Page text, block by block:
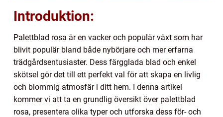
Introduktion:
Palettblad rosa är en vacker och populär växt som har
blivit populär bland både nybörjare och mer erfarna
trädgårdsentusiaster. Dess färgglada blad och enkel
skötsel gör det till ett perfekt val för att skapa en livlig
och blommig atmosfär i ditt hem. I denna artikel
kommer vi att ta en grundlig översikt över palettblad
rosa, presentera olika typer och utforska dess för- och